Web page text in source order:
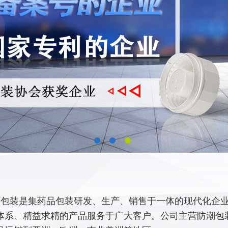
装是集药品包装研发、生产、销售于一体的现代化企
系、精益求精的产品服务于广大客户。公司主营防潮